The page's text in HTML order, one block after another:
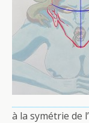
à la symétrie de